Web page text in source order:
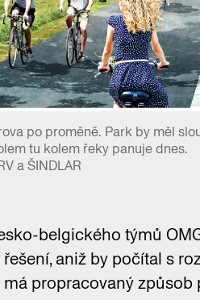
po proměně. Park by měl
tu kolem řeky panuje dnes.
a ŠINDLAR
belgického týmů
aniž by počítal s
má propracovaný